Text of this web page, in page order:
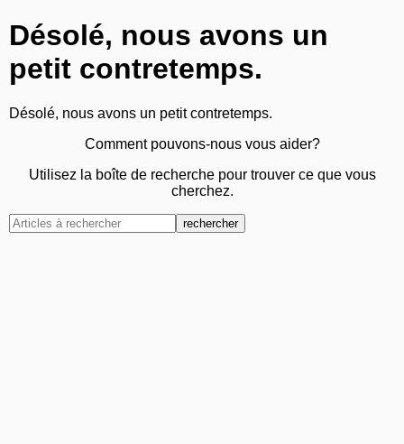
Désolé, nous avons un
petit contretemps.
Désolé, nous avons un petit contretemps.
Comment pouvons-nous vous aider?
Utilisez la boîte de recherche pour trouver ce que vous
cherchez.
rechercher